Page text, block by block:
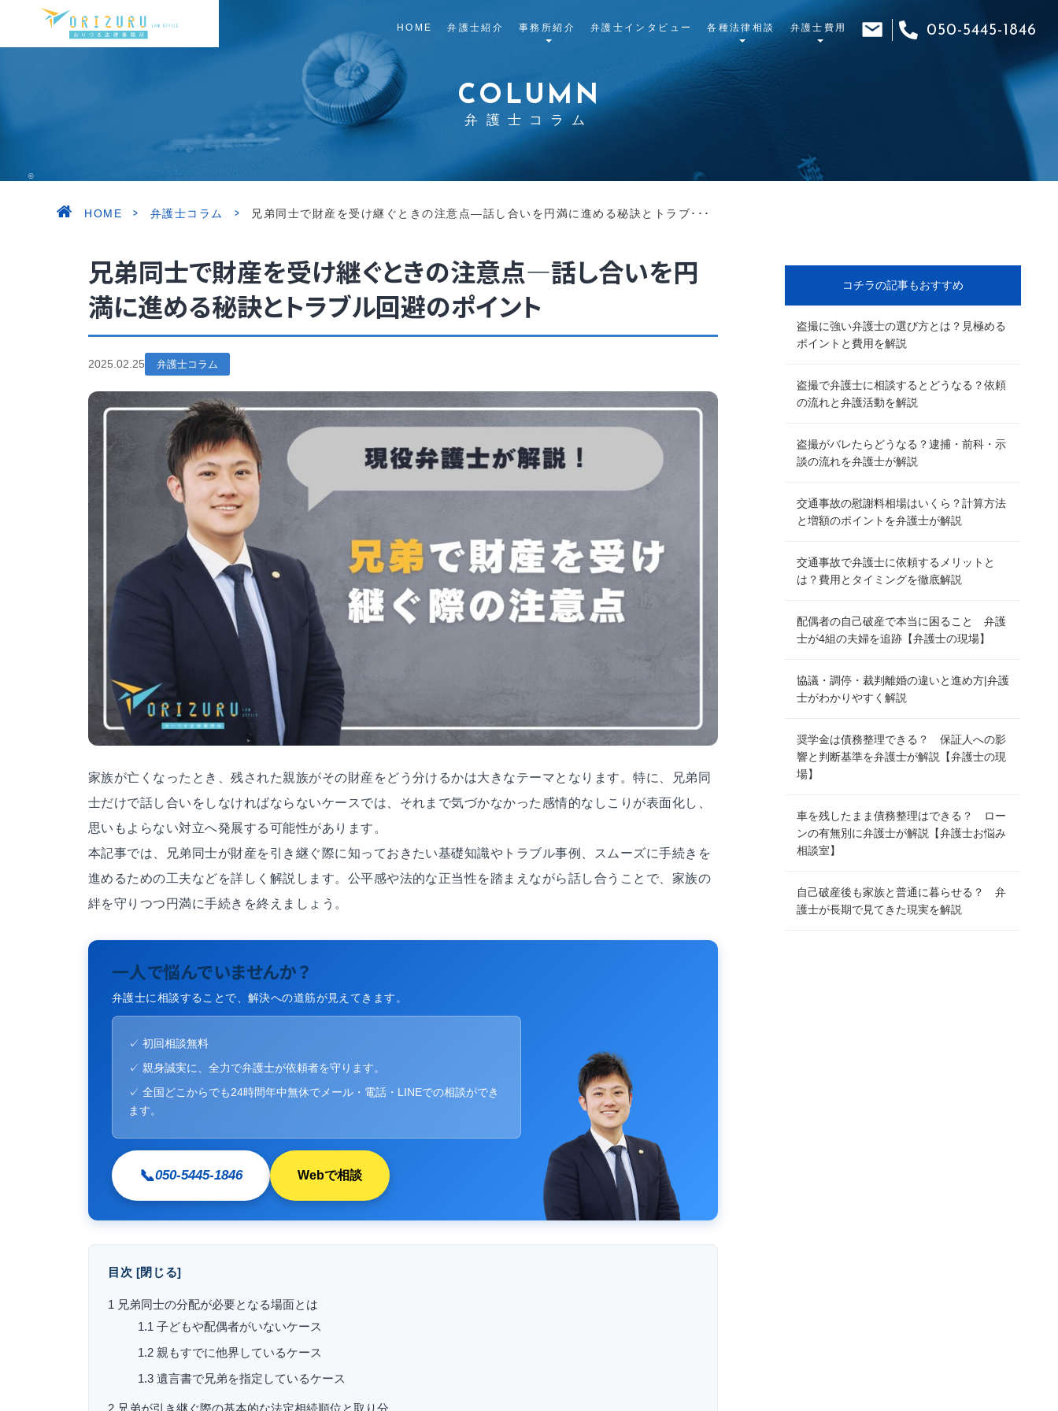
HOME 弁護士紹介 事務所紹介 弁護士インタビュー 各種法律相談 弁護士費用 050-5445-1846
COLUMN
弁護士コラム
HOME > 弁護士コラム > 兄弟同士で財産を受け継ぐときの注意点―話し合いを円満に進める秘訣とトラブ･･･
兄弟同士で財産を受け継ぐときの注意点―話し合いを円
満に進める秘訣とトラブル回避のポイント
2025.02.25 弁護士コラム
家族が亡くなったとき、残された親族がその財産をどう分けるかは大きなテーマとなります。特に、兄弟同
士だけで話し合いをしなければならないケースでは、それまで気づかなかった感情的なしこりが表面化し、
思いもよらない対立へ発展する可能性があります。
本記事では、兄弟同士が財産を引き継ぐ際に知っておきたい基礎知識やトラブル事例、スムーズに手続きを
進めるための工夫などを詳しく解説します。公平感や法的な正当性を踏まえながら話し合うことで、家族の
絆を守りつつ円満に手続きを終えましょう。
一人で悩んでいませんか？
弁護士に相談することで、解決への道筋が見えてきます。
✓ 初回相談無料
✓ 親身誠実に、全力で弁護士が依頼者を守ります。
✓ 全国どこからでも24時間年中無休でメール・電話・LINEでの相談ができ
ます。
📞050-5445-1846 Webで相談
目次 [閉じる]
1 兄弟同士の分配が必要となる場面とは
1.1 子どもや配偶者がいないケース
1.2 親もすでに他界しているケース
1.3 遺言書で兄弟を指定しているケース
コチラの記事もおすすめ
盗撮に強い弁護士の選び方とは？見極める
ポイントと費用を解説
盗撮で弁護士に相談するとどうなる？依頼
の流れと弁護活動を解説
盗撮がバレたらどうなる？逮捕・前科・示
談の流れを弁護士が解説
交通事故の慰謝料相場はいくら？計算方法
と増額のポイントを弁護士が解説
交通事故で弁護士に依頼するメリットと
は？費用とタイミングを徹底解説
配偶者の自己破産で本当に困ること 弁護
士が4組の夫婦を追跡【弁護士の現場】
協議・調停・裁判離婚の違いと進め方|弁護
士がわかりやすく解説
奨学金は債務整理できる？ 保証人への影
響と判断基準を弁護士が解説【弁護士の現
場】
車を残したまま債務整理はできる？ ロー
ンの有無別に弁護士が解説【弁護士お悩み
相談室】
自己破産後も家族と普通に暮らせる？ 弁
護士が長期で見てきた現実を解説